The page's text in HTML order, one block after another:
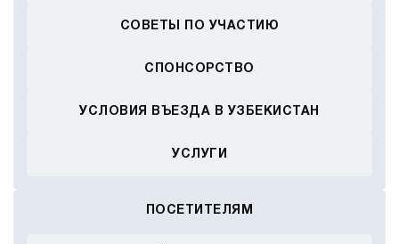
СОВЕТЫ ПО УЧАСТИЮ
СПОНСОРСТВО
УСЛОВИЯ ВЪЕЗДА В УЗБЕКИСТАН
УСЛУГИ
ПОСЕТИТЕЛЯМ